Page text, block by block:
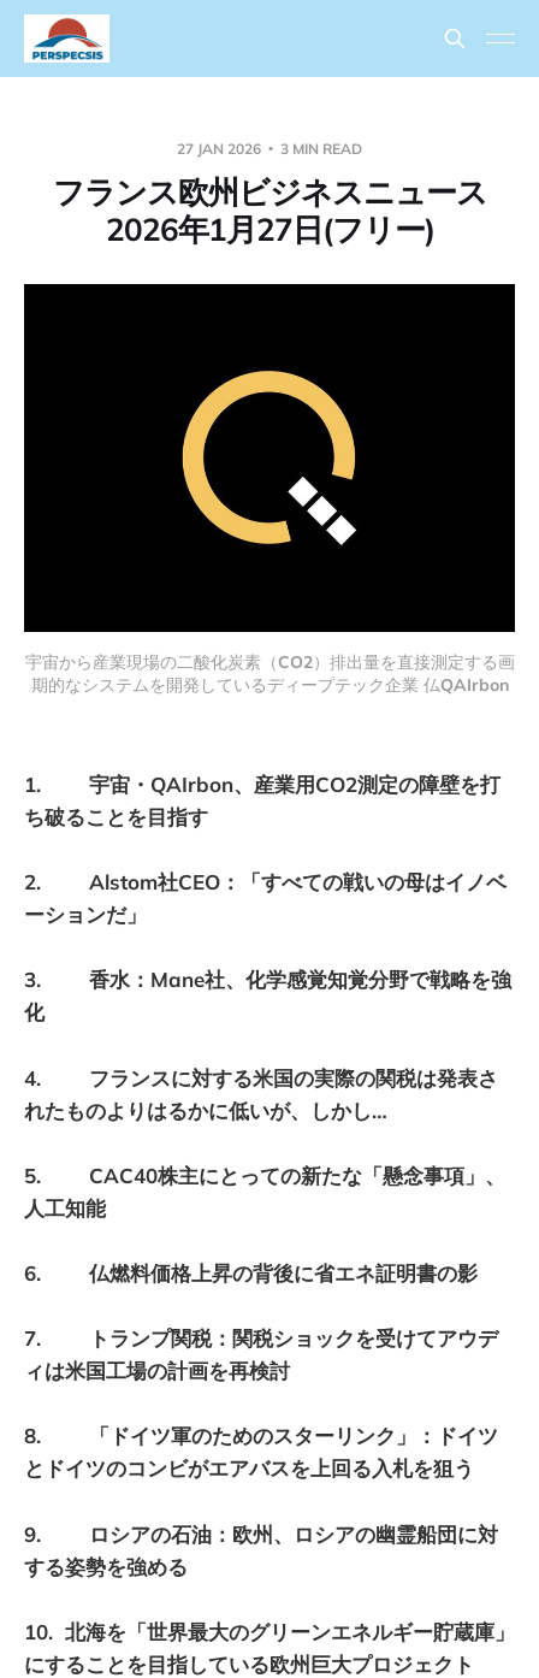
27 JAN 2026 3 MIN READ
フランス欧州ビジネスニュース
2026年1月27日(フリー)
宇宙から産業現場の二酸化炭素（CO2）排出量を直接測定する画
期的なシステムを開発しているディープテック企業 仏QAIrbon
1. 宇宙・QAIrbon、産業用CO2測定の障壁を打
ち破ることを目指す
2. Alstom社CEO：「すべての戦いの母はイノベ
ーションだ」
3. 香水：Mane社、化学感覚知覚分野で戦略を強
化
4. フランスに対する米国の実際の関税は発表さ
れたものよりはるかに低いが、しかし…
5. CAC40株主にとっての新たな「懸念事項」、
人工知能
6. 仏燃料価格上昇の背後に省エネ証明書の影
7. トランプ関税：関税ショックを受けてアウデ
ィは米国工場の計画を再検討
8. 「ドイツ軍のためのスターリンク」：ドイツ
とドイツのコンビがエアバスを上回る入札を狙う
9. ロシアの石油：欧州、ロシアの幽霊船団に対
する姿勢を強める
10. 北海を「世界最大のグリーンエネルギー貯蔵庫」
にすることを目指している欧州巨大プロジェクト